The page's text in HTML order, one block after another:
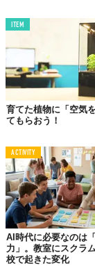
ITEM
育てた植物に「空気
てもらおう！
ACTIVITY
AI時代に必要なのは
力」。教室にスクラ
校で起きた変化